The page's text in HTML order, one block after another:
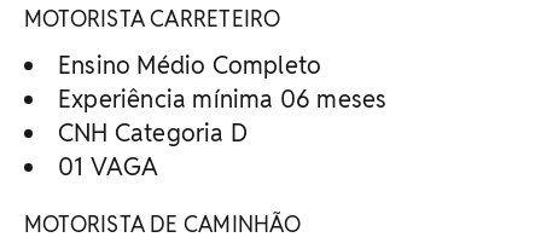
MOTORISTA CARRETEIRO
Ensino Médio Completo
Experiência mínima 06 meses
CNH Categoria D
01 VAGA
MOTORISTA DE CAMINHÃO